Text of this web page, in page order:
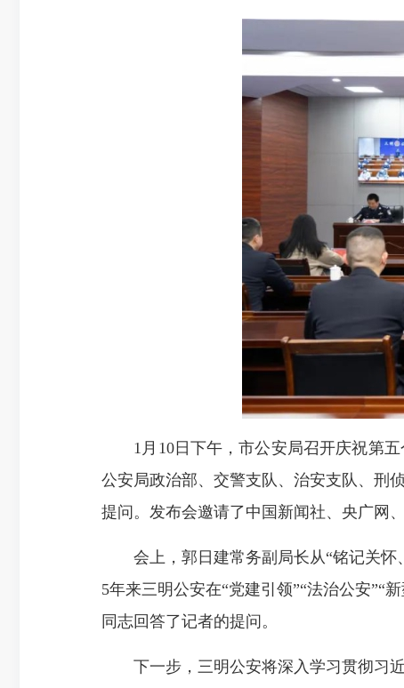
1月10日下午，市公安局召开庆祝第五
公安局政治部、交警支队、治安支队、刑
提问。发布会邀请了中国新闻社、央广网
会上，郭日建常务副局长从“铭记关怀
5年来三明公安在“党建引领”“法治公安”“
同志回答了记者的提问。
下一步，三明公安将深入学习贯彻习近